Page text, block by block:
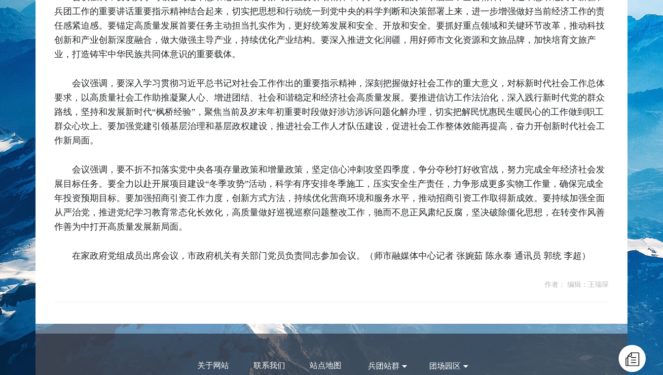
兵团工作的重要讲话重要指示精神结合起来，切实把思想和行动统一到党中央的科学判断和决策部署上来，进一步增强做好当前经济工作的责
任感紧迫感。要锚定高质量发展首要任务主动担当扎实作为，更好统筹发展和安全、开放和安全。要抓好重点领域和关键环节改革，推动科技
创新和产业创新深度融合，做大做强主导产业，持续优化产业结构。要深入推进文化润疆，用好师市文化资源和文旅品牌，加快培育文旅产
业，打造铸牢中华民族共同体意识的重要载体。
会议强调，要深入学习贯彻习近平总书记对社会工作作出的重要指示精神，深刻把握做好社会工作的重大意义，对标新时代社会工作总体
要求，以高质量社会工作助推凝聚人心、增进团结、社会和谐稳定和经济社会高质量发展。要推进信访工作法治化，深入践行新时代党的群众
路线，坚持和发展新时代“枫桥经验”，聚焦当前及岁末年初重要时段做好涉访涉诉问题化解办理，切实把解民忧惠民生暖民心的工作做到职工
群众心坎上。要加强党建引领基层治理和基层政权建设，推进社会工作人才队伍建设，促进社会工作整体效能再提高，奋力开创新时代社会工
作新局面。
会议强调，要不折不扣落实党中央各项存量政策和增量政策，坚定信心冲刺攻坚四季度，争分夺秒打好收官战，努力完成全年经济社会发
展目标任务。要全力以赴开展项目建设“冬季攻势”活动，科学有序安排冬季施工，压实安全生产责任，力争形成更多实物工作量，确保完成全
年投资预期目标。要加强招商引资工作力度，创新方式方法，持续优化营商环境和服务水平，推动招商引资工作取得新成效。要持续加强全面
从严治党，推进党纪学习教育常态化长效化，高质量做好巡视巡察问题整改工作，驰而不息正风肃纪反腐，坚决破除僵化思想，在转变作风善
作善为中打开高质量发展新局面。
在家政府党组成员出席会议，市政府机关有关部门党员负责同志参加会议。（师市融媒体中心记者 张婉茹 陈永泰 通讯员 郭统 李超）
作者： 编辑：王瑞琛
关于网站 联系我们 站点地图 兵团站群 团场园区